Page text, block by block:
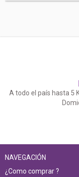
A todo el país hasta 5
NAVEGACIÓN
¿Como comprar ?